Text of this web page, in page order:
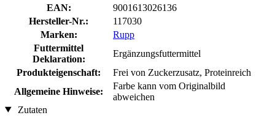
EAN:
9001613026136
Hersteller-Nr.:
117030
Marken:
Rupp
Futtermittel
Deklaration:
Ergänzungsfuttermittel
Produkteigenschaft:
Frei von Zuckerzusatz, Proteinreich
Allgemeine Hinweise:
Farbe kann vom Originalbild
abweichen
Zutaten